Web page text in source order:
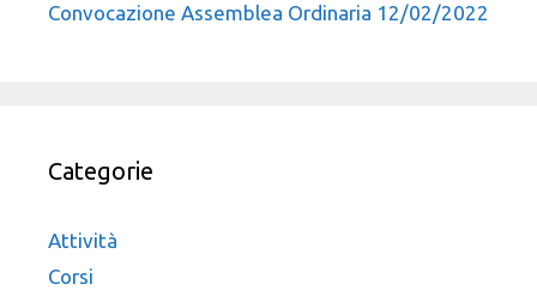
Convocazione Assemblea Ordinaria 12/02/2022
Categorie
Attività
Corsi